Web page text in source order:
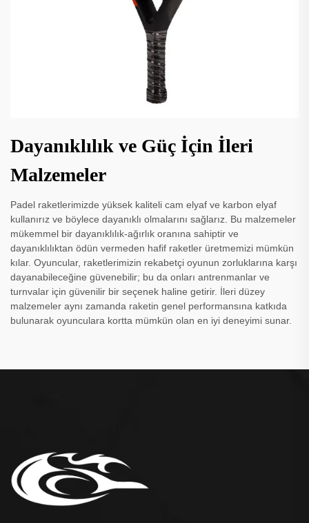
Dayanıklılık ve Güç İçin İleri
Malzemeler
Padel raketlerimizde yüksek kaliteli cam elyaf ve karbon elyaf
kullanırız ve böylece dayanıklı olmalarını sağlarız. Bu malzemeler
mükemmel bir dayanıklılık-ağırlık oranına sahiptir ve
dayanıklılıktan ödün vermeden hafif raketler üretmemizi mümkün
kılar. Oyuncular, raketlerimizin rekabetçi oyunun zorluklarına karşı
dayanabileceğine güvenebilir; bu da onları antrenmanlar ve
turnvalar için güvenilir bir seçenek haline getirir. İleri düzey
malzemeler aynı zamanda raketin genel performansına katkıda
bulunarak oyunculara kortta mümkün olan en iyi deneyimi sunar.